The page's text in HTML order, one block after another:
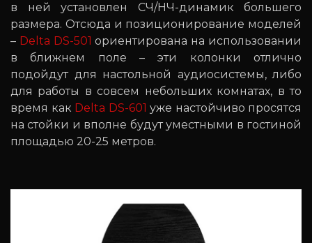
в ней установлен СЧ/НЧ-динамик большего
размера. Отсюда и позиционирование моделей
– Delta DS-501 ориентирована на использовании
в ближнем поле – эти колонки отлично
подойдут для настольной аудиосистемы, либо
для работы в совсем небольших комнатах, в то
время как Delta DS-601 уже настойчиво просятся
на стойки и вполне будут уместными в гостиной
площадью 20-25 метров.